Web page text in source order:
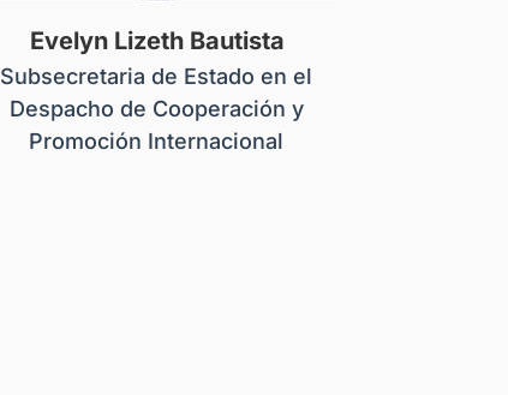
Evelyn Lizeth Bautista
Subsecretaria de Estado en el
Despacho de Cooperación y
Promoción Internacional